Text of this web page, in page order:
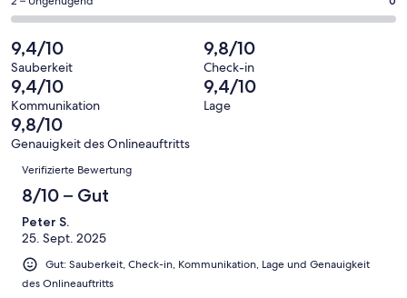
Bewertung
von
10
-
Hervorragend
haben
Bewertung
von
8
-
Gut
Gästebewertungen
haben
eine
Bewertung
von
6
-
Okay
insgesamt
Gästebewertungen
haben
eine
Bewertung
von
4
von
insgesamt
20
Gästebewertungen
haben
eine
Bewertung
9,4/10
Sauberkeit
9,8/10
Check-in
9,4/10
Kommunikation
9,4/10
Lage
9,8/10
Genauigkeit des Onlineauftritts
Bewertungen
Verifizierte Bewertung
8/10 – Gut
Peter S.
25. Sept. 2025
Gut: Sauberkeit, Check-in, Kommunikation, Lage und Genauigkeit
des Onlineauftritts